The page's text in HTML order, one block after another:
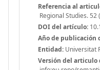
Referencia al
Regional Studies. 52
DOI del artículo:
Año de publicación
Entidad: Universitat
Versión del articulo